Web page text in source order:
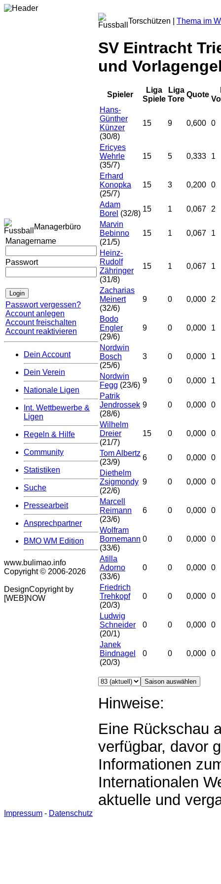
Managerbüro
Managername
Passwort
Passwort vergessen?
Account anlegen
Account freischalten
Account reaktivieren
Dein Account
Dein Verein
Nationale Ligen
Int. Wettbewerbe &
Ligen
Regeln & Hilfe
Community
Statistiken
Suche
Pressearbeit
Ansprechpartner
BMO WM Edition
www.bulimao.info
Copyright © 2006-2026
DesignCopyright by
[WEB]NOW
Torschützen | Thema im
SV Eintracht
und
Spieler
Liga
Spiele
Liga
Tore
Quote
Hans-
Günther
Künzer
(30/8)
15 9 0,600 0
Ericyes
Wehrle
(35/7)
15 5 0,333 1
Erhard
Konopka
(25/7)
15 3 0,200 0
Adam
Borel (32/8)
15 1 0,067 2
Marvin
Bebinno
(21/5)
15 1 0,067 1
Heinz-
Rudolf
Zähringer
(31/8)
15 1 0,067 1
Zacharias
Meinert
(32/6)
9 0 0,000 2
Bodo
Engler
(29/6)
9 0 0,000 1
Nordwin
Bosch
(25/6)
3 0 0,000 1
Nordwin
Fegg (23/6)
9 0 0,000
1
Patrik
Jendrossek
(28/6)
9 0 0,000 0
Wilhelm
Dreier
(21/7)
15 0 0,000 0
Tom Albertz
(23/9)
6 0 0,000 0
Diethelm
Zsigmondy
(22/6)
9 0 0,000 0
Marcell
Reimann
(23/6)
6 0 0,000 0
Wolfram
Bornemann
(33/6)
0 0 0,000 0
Atilla
Adorno
(33/6)
0 0 0,000 0
Friedrich
Trehkopf
(20/3)
0 0 0,000 0
Ludwig
Schneider
(20/1)
0 0 0,000 0
Janek
Bindnagel
(20/3)
0 0 0,000 0
Hinweise:
Eine Rückschau
verfügbar, davor
Informationen
Internationalen
aktuelle und
Impressum - Datenschutz